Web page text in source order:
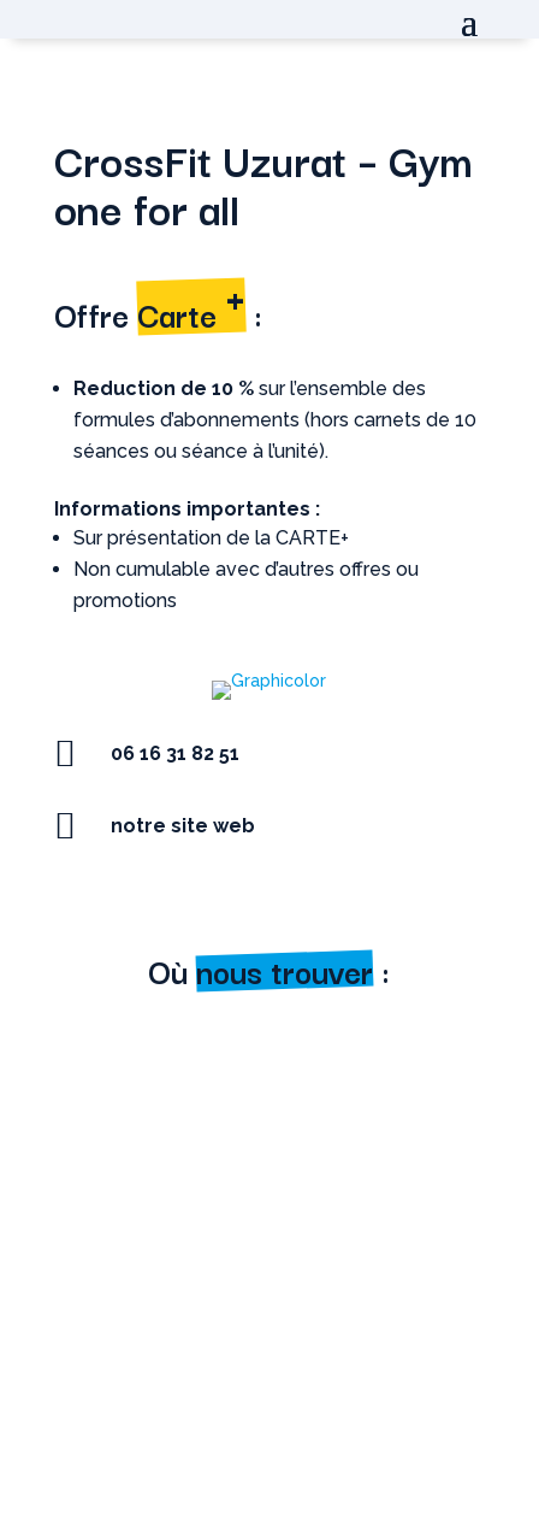
CrossFit Uzurat – Gym
one for all
OffreCarte+:
Reduction de 10 % sur l’ensemble des
formules d’abonnements (hors carnets de 10
séances ou séance à l’unité).
Informations importantes :
Sur présentation de la CARTE+
Non cumulable avec d’autres offres ou
promotions
 06 16 31 82 51
 notre site web
Oùnous trouver: